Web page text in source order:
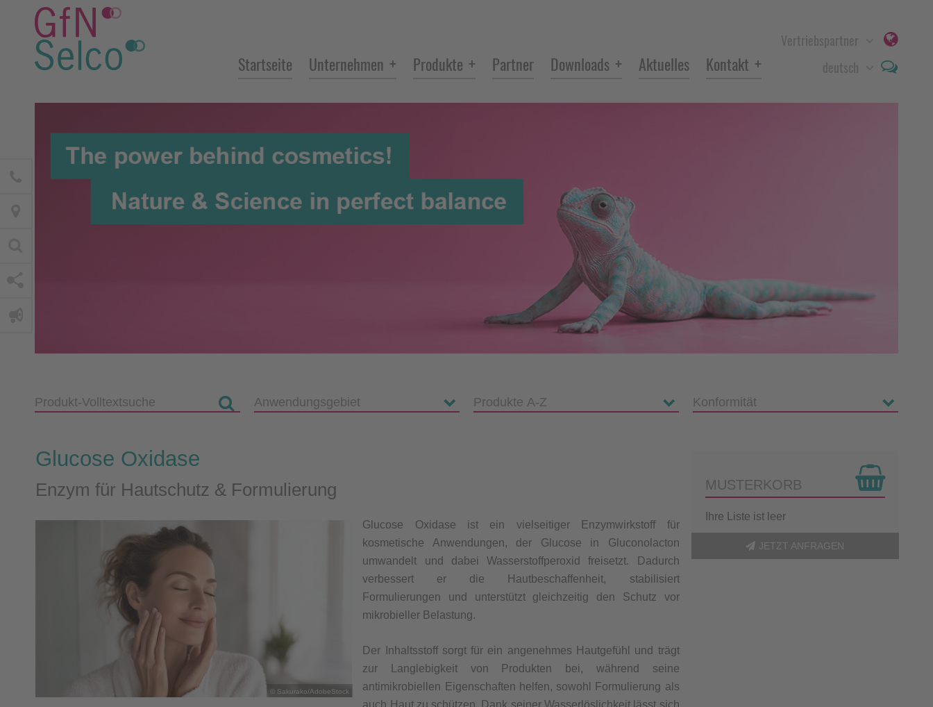
Startseite Unternehmen + Produkte + Partner Downloads + Aktuelles Kontakt +
Glucose Oxidase
Enzym für Hautschutz & Formulierung
© Sakurako/AdobeStock
Glucose Oxidase ist ein vielseitiger Enzymwirkstoff für
kosmetische Anwendungen, der Glucose in Gluconolacton
umwandelt und dabei Wasserstoffperoxid freisetzt. Dadurch
verbessert er die Hautbeschaffenheit, stabilisiert
Formulierungen und unterstützt gleichzeitig den Schutz vor
mikrobieller Belastung.
Der Inhaltsstoff sorgt für ein angenehmes Hautgefühl und trägt
zur Langlebigkeit von Produkten bei, während seine
antimikrobiellen Eigenschaften helfen, sowohl Formulierung als
MUSTERKORB
Ihre Liste ist leer
JETZT ANFRAGEN